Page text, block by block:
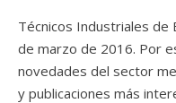
Técnicos Industriales de
de marzo de 2016. Por
novedades del sector
y publicaciones más